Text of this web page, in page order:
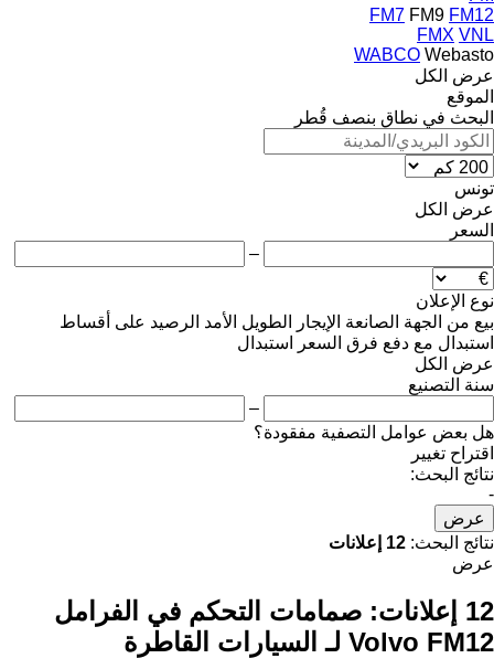
FM7 FM9 FM12
FMX VNL
WABCO Webasto
عرض الكل
الموقع
البحث في نطاق بنصف قُطر
تونس
عرض الكل
السعر
–
نوع الإعلان
بيع من الجهة الصانعة الإيجار الطويل الأمد الرصيد على أقساط
استبدال مع دفع فرق السعر
استبدال
عرض الكل
سنة التصنيع
–
هل بعض عوامل التصفية مفقودة؟
اقتراح تغيير
نتائج البحث:
-
عرض
نتائج البحث: 12 إعلانات
عرض
12 إعلانات:
صمامات التحكم في الفرامل
Volvo FM12 لـ السيارات القاطرة